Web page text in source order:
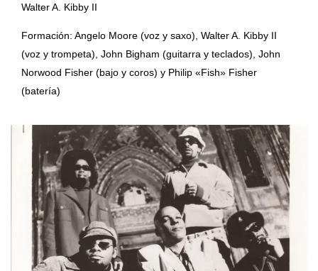
Walter A. Kibby II
Formación: Angelo Moore (voz y saxo), Walter A. Kibby II
(voz y trompeta), John Bigham (guitarra y teclados), John
Norwood Fisher (bajo y coros) y Philip «Fish» Fisher
(batería)